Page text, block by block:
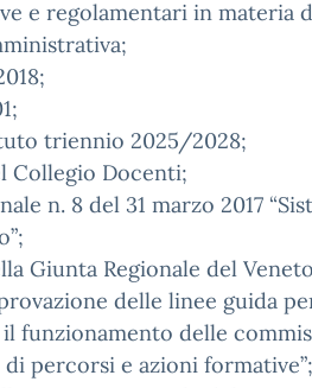
e regolamentari in materia
triennio 2025/2028;
Collegio Docenti;
n. 8 del 31 marzo 2017
Giunta Regionale del Veneto
delle linee guida
funzionamento delle
percorsi e azioni formative”;